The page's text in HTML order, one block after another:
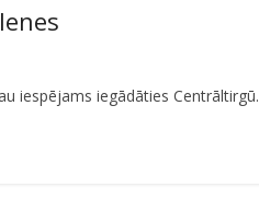
iespējams iegādāties Centrāltirgū.